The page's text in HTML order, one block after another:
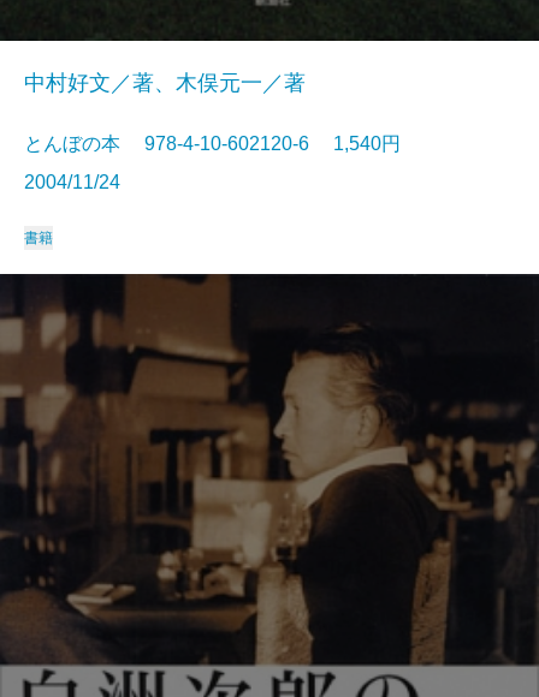
中村好文／著、木俣元一／著
とんぼの本 978-4-10-602120-6 1,540円
2004/11/24
書籍